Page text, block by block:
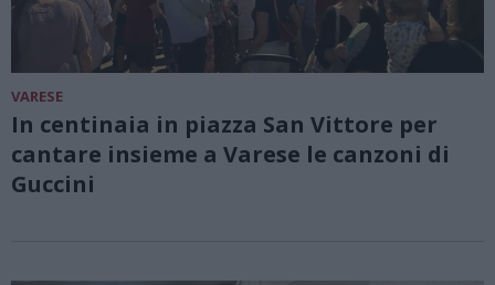
VARESE
In centinaia in piazza San Vittore per
cantare insieme a Varese le canzoni di
Guccini